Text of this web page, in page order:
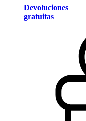
Devoluciones
gratuitas